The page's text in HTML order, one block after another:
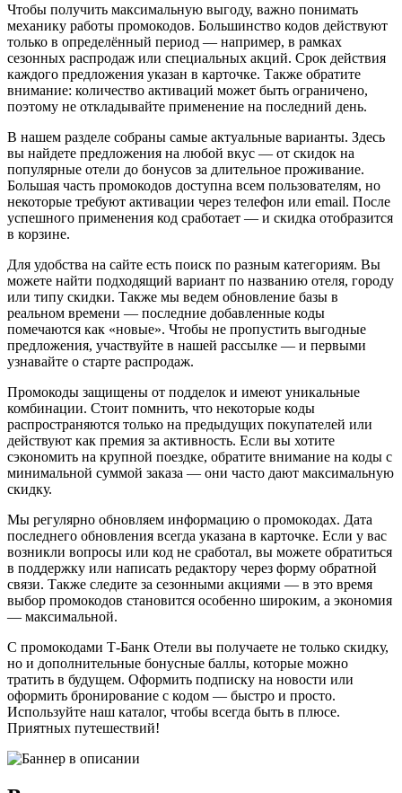
Чтобы получить максимальную выгоду, важно понимать
механику работы промокодов. Большинство кодов действуют
только в определённый период — например, в рамках
сезонных распродаж или специальных акций. Срок действия
каждого предложения указан в карточке. Также обратите
внимание: количество активаций может быть ограничено,
поэтому не откладывайте применение на последний день.
В нашем разделе собраны самые актуальные варианты. Здесь
вы найдете предложения на любой вкус — от скидок на
популярные отели до бонусов за длительное проживание.
Большая часть промокодов доступна всем пользователям, но
некоторые требуют активации через телефон или email. После
успешного применения код сработает — и скидка отобразится
в корзине.
Для удобства на сайте есть поиск по разным категориям. Вы
можете найти подходящий вариант по названию отеля, городу
или типу скидки. Также мы ведем обновление базы в
реальном времени — последние добавленные коды
помечаются как «новые». Чтобы не пропустить выгодные
предложения, участвуйте в нашей рассылке — и первыми
узнавайте о старте распродаж.
Промокоды защищены от подделок и имеют уникальные
комбинации. Стоит помнить, что некоторые коды
распространяются только на предыдущих покупателей или
действуют как премия за активность. Если вы хотите
сэкономить на крупной поездке, обратите внимание на коды с
минимальной суммой заказа — они часто дают максимальную
скидку.
Мы регулярно обновляем информацию о промокодах. Дата
последнего обновления всегда указана в карточке. Если у вас
возникли вопросы или код не сработал, вы можете обратиться
в поддержку или написать редактору через форму обратной
связи. Также следите за сезонными акциями — в это время
выбор промокодов становится особенно широким, а экономия
— максимальной.
С промокодами Т-Банк Отели вы получаете не только скидку,
но и дополнительные бонусные баллы, которые можно
тратить в будущем. Оформить подписку на новости или
оформить бронирование с кодом — быстро и просто.
Используйте наш каталог, чтобы всегда быть в плюсе.
Приятных путешествий!